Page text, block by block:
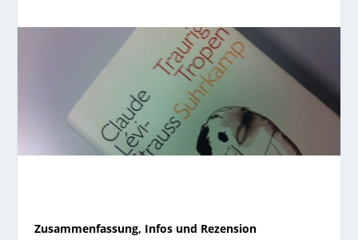
Zusammenfassung, Infos und Rezension